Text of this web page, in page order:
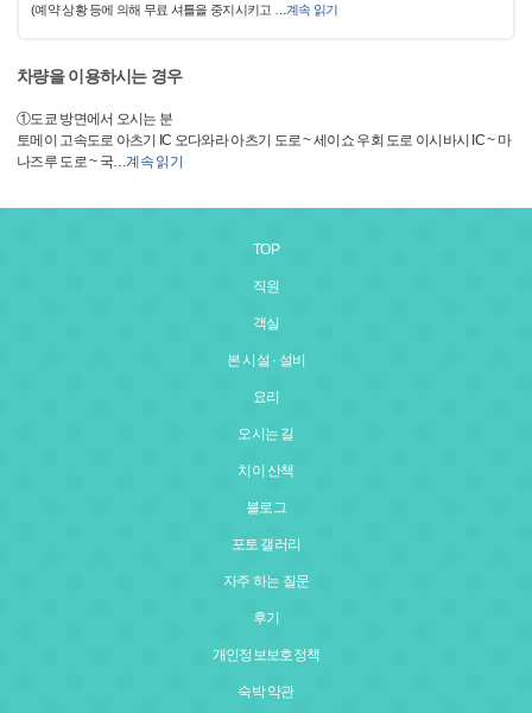
(예약 상황 등에 의해 무료 셔틀을 중지시키고
계속 읽기
차량을 이용하시는 경우
①도쿄 방면에서 오시는 분
토메이 고속도로 아츠기 IC 오다와라 아츠기 도로 ~ 세이쇼 우회 도로 이시바시 IC ~ 마
나즈루 도로 ~ 국…계속 읽기
TOP
직원
객실
본 시설 · 설비
요리
오시는 길
치이 산책
블로그
포토 갤러리
자주 하는 질문
후기
개인정보보호정책
숙박 약관